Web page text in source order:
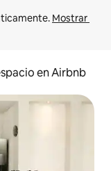
Mostrar
en Airbnb